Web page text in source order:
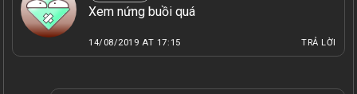
Xem nứng buồi quá
14/08/2019 AT 17:15 TRẢ LỜI